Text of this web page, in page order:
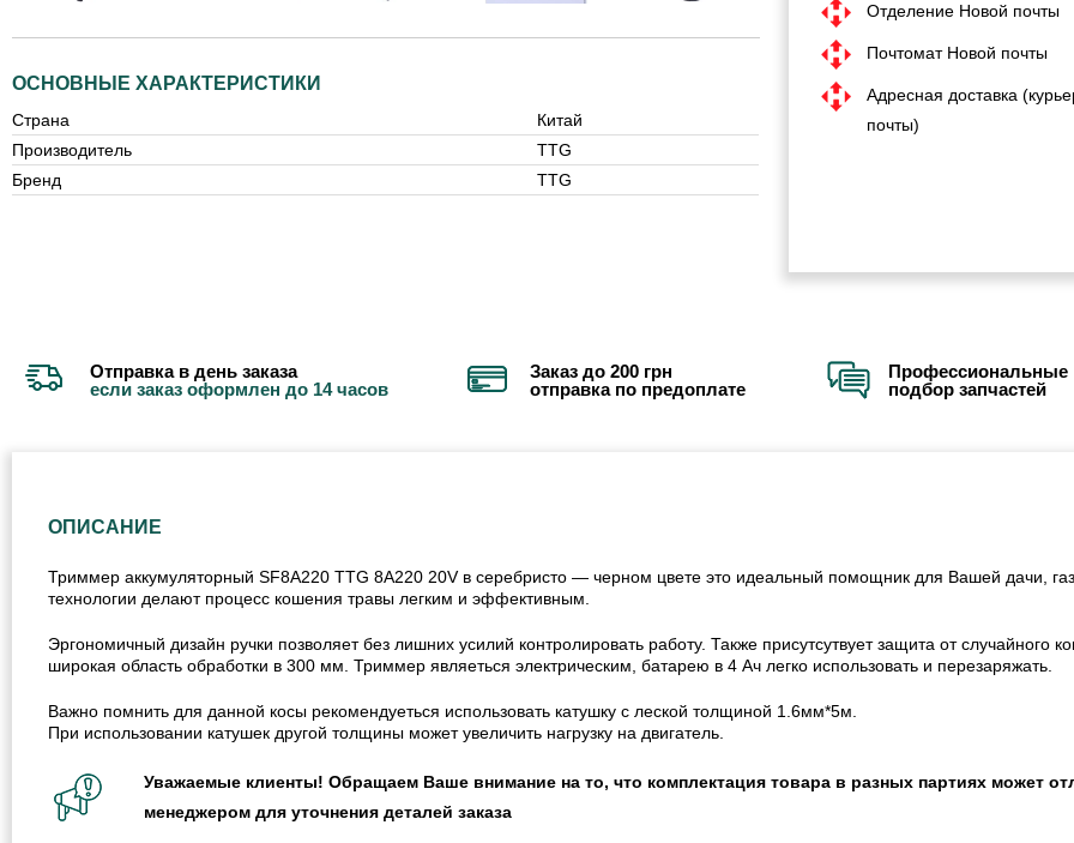
ОСНОВНЫЕ ХАРАКТЕРИСТИКИ
Страна
Китай
Производитель
TTG
Бренд
TTG
Отделение Новой почты
Почтомат Новой почты
Адресная доставка
почты)
Отправка в день заказа
если заказ оформлен до 14 часов
Заказ до 200 грн
отправка по предоплате
Профессиональные
подбор запчастей
ОПИСАНИЕ
Триммер аккумуляторный SF8A220 TTG 8A220 20V в серебристо — черном цвете это идеальный помощник для Вашей дачи,
технологии делают процесс кошения травы легким и эффективным.
Эргономичный дизайн ручки позволяет без лишних усилий контролировать работу. Также присутсутвует защита от случайного
широкая область обработки в 300 мм. Триммер являеться электрическим, батарею в 4 Ач легко использовать и перезаряжать.
Важно помнить для данной косы рекомендуеться использовать катушку с леской толщиной 1.6мм*5м.
При использовании катушек другой толщины может увеличить нагрузку на двигатель.
Уважаемые клиенты! Обращаем Ваше внимание на то, что комплектация товара в разных партиях может
менеджером для уточнения деталей заказа